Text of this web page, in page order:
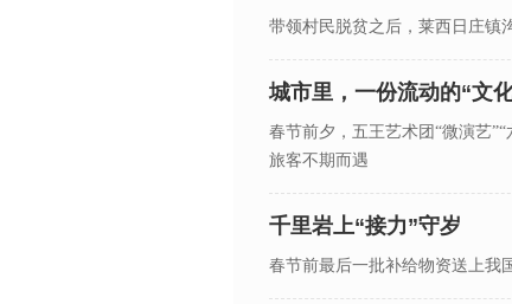
带领村民脱贫之后，莱西日庄镇
城市里，一份流动的“文
春节前夕，五王艺术团“微演艺
旅客不期而遇
千里岩上“接力”守岁
春节前最后一批补给物资送上我